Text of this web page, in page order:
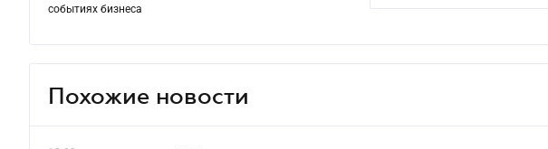
событиях бизнеса
Похожие новости